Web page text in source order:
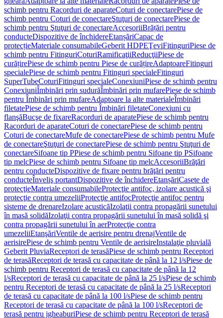
schimb pentru Racorduri de aparateCoturi de conectarePiese de
schimb pentru Coturi de conectareŞtuţuri de conectarePiese de
schimb pentru Ştuţuri de conectareAccesoriiBrățări pentru
conducteDispozitive de închidereEtanșăriCapac de
protecțieMateriale consumabileGeberit HDPEŢeviFitinguriPiese de
schimb pentru FitinguriCoturiRamificaţiiReducţiiPiese de
curățirePiese de schimb pentru Piese de curățireAdaptoareFitinguri
specialePiese de schimb pentru Fitinguri specialeFitinguri
SuperTubeCoturiFitinguri specialeConexiuniPiese de schimb pentru
ConexiuniÎmbinări prin sudurăÎmbinări prin mufarePiese de schimb
pentru Îmbinări prin mufareAdaptoare la alte materialeÎmbinări
filetatePiese de schimb pentru Îmbinări filetateConexiuni cu
flanşăBucşe de fixareRacorduri de aparatePiese de schimb pentru
Racorduri de aparateCoturi de conectarePiese de schimb pentru
Coturi de conectareMufe de conectarePiese de schimb pentru Mufe
de conectareŞtuţuri de conectarePiese de schimb pentru Ştuţuri de
conectareSifoane tip PPiese de schimb pentru Sifoane tip PSifoane
tip melcPiese de schimb pentru Sifoane tip melcAccesoriiBrăţări
pentru conducteDispozitive de fixare pentru brăţări pentru
conducteÎnveliş portantDispozitive de închidereEtanșăriCasete de
protecţieMateriale consumabileProtecţie antifoc, izolare acustică şi
protecţie contra umezeliiProtecţie antifocProtecţie antifoc pentru
sisteme de drenareIzolare acusticăIzolaţii contra propagării sunetului
în masă solidăIzolaţii contra propagării sunetului în masă solidă şi
contra propagării sunetului în aerProtecţie contra
umezeliiEtanşăriVentile de aerisire pentru drenajVentile de
aerisirePiese de schimb pentru Ventile de aerisireInstalaţie pluvială
Geberit PluviaReceptori de terasăPiese de schimb pentru Receptori
de terasăReceptori de terasă cu capacitate de până la 12 l/sPiese de
schimb pentru Receptori de terasă cu capacitate de până la 12
l/sReceptori de terasă cu capacitate de până la 25 l/sPiese de schimb
pentru Receptori de terasă cu capacitate de până la 25 l/sReceptori
de terasă cu capacitate de până la 100 l/sPiese de schimb pentru
Receptori de terasă cu capacitate de până la 100 l/sReceptori de
terasă pentru jgheaburiPiese de schimb pentru Receptori de terasă